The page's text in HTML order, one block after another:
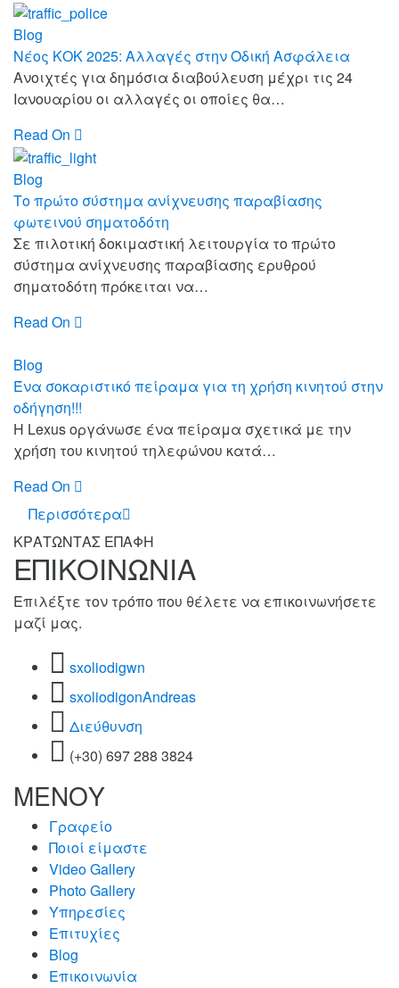
Blog
Νέος ΚΟΚ 2025: Αλλαγές στην Οδική Ασφάλεια
Ανοιχτές για δημόσια διαβούλευση μέχρι τις 24
Ιανουαρίου οι αλλαγές οι οποίες θα…
Read On
Blog
Το πρώτο σύστημα ανίχνευσης παραβίασης
φωτεινού σηματοδότη
Σε πιλοτική δοκιμαστική λειτουργία το πρώτο
σύστημα ανίχνευσης παραβίασης ερυθρού
σηματοδότη πρόκειται να…
Read On
Blog
Ένα σοκαριστικό πείραμα για τη χρήση κινητού στην
οδήγηση!!!
Η Lexus οργάνωσε ένα πείραμα σχετικά με την
χρήση του κινητού τηλεφώνου κατά…
Read On
Περισσότερα
ΚΡΑΤΩΝΤΑΣ ΕΠΑΦΗ
ΕΠΙΚΟΙΝΩΝΙΑ
Επιλέξτε τον τρόπο που θέλετε να επικοινωνήσετε
μαζί μας.
sxoliodigwn
sxoliodigonAndreas
Διεύθυνση
(+30) 697 288 3824
ΜΕΝΟΥ
Γραφείο
Ποιοί είμαστε
Video Gallery
Photo Gallery
Υπηρεσίες
Επιτυχίες
Blog
Επικοινωνία